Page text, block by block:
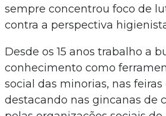
sempre concentrou foco de
contra a perspectiva
Desde os 15 anos trabalho a
conhecimento como
social das minorias, nas
destacando nas gincanas de